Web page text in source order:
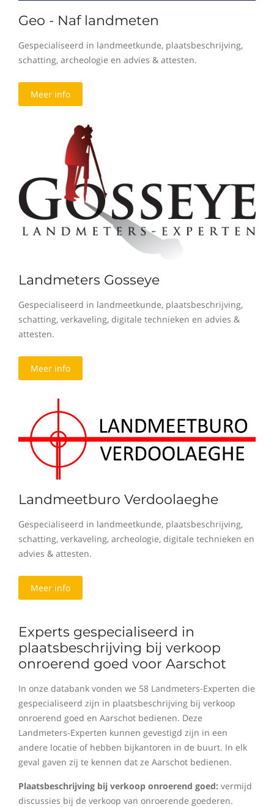
Geo - Naf landmeten
Gespecialiseerd in landmeetkunde, plaatsbeschrijving,
schatting, archeologie en advies & attesten.
Meer info
Landmeters Gosseye
Gespecialiseerd in landmeetkunde, plaatsbeschrijving,
schatting, verkaveling, digitale technieken en advies &
attesten.
Meer info
Landmeetburo Verdoolaeghe
Gespecialiseerd in landmeetkunde, plaatsbeschrijving,
schatting, verkaveling, archeologie, digitale technieken en
advies & attesten.
Meer info
Experts gespecialiseerd in
plaatsbeschrijving bij verkoop
onroerend goed voor Aarschot
In onze databank vonden we 58 Landmeters-Experten die
gespecialiseerd zijn in plaatsbeschrijving bij verkoop
onroerend goed en Aarschot bedienen. Deze
Landmeters-Experten kunnen gevestigd zijn in een
andere locatie of hebben bijkantoren in de buurt. In elk
geval gaven zij te kennen dat ze Aarschot bedienen.
Plaatsbeschrijving bij verkoop onroerend goed: vermijd
discussies bij de verkoop van onroerende goederen.